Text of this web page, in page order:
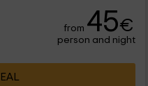
from 45€
person and night